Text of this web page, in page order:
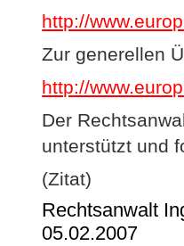
http://
Zur generellen
http://
Der
unterstützt und
(Zitat)
Rechtsanwalt
05.02.2007